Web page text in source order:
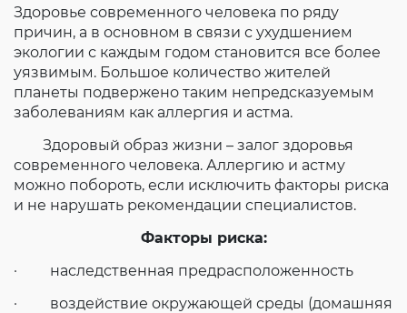
Здоровье современного человека по ряду
причин, а в основном в связи с ухудшением
экологии с каждым годом становится все более
уязвимым. Большое количество жителей
планеты подвержено таким непредсказуемым
заболеваниям как аллергия и астма.
Здоровый образ жизни – залог здоровья
современного человека. Аллергию и астму
можно побороть, если исключить факторы риска
и не нарушать рекомендации специалистов.
Факторы риска:
· наследственная предрасположенность
· воздействие окружающей среды (домашняя
Введите слово с картинки*: